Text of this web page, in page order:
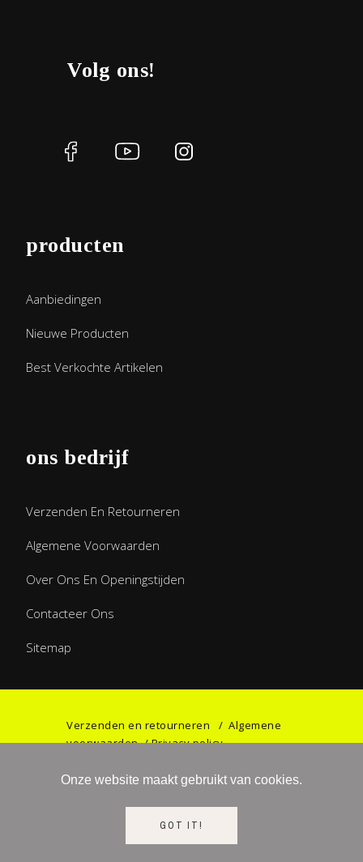
Volg ons!
producten
Aanbiedingen
Nieuwe Producten
Best Verkochte Artikelen
ons bedrijf
Verzenden En Retourneren
Algemene Voorwaarden
Over Ons En Openingstijden
Contacteer Ons
Sitemap
Verzenden en retourneren /Algemene
voorwaarden/Privacy policy
©2023 Games & Gifts by Haniel. All rights
Onze website maakt gebruikt van cookies.
GOT IT!